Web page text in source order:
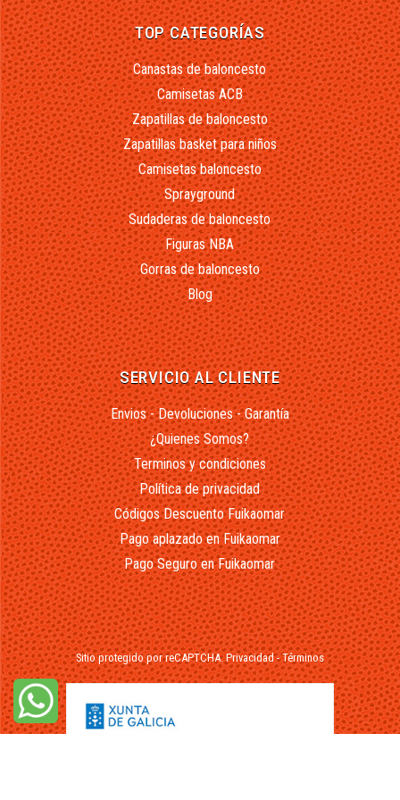
TOP CATEGORÍAS
Canastas de baloncesto
Camisetas ACB
Zapatillas de baloncesto
Zapatillas basket para niños
Camisetas baloncesto
Sprayground
Sudaderas de baloncesto
Figuras NBA
Gorras de baloncesto
Blog
SERVICIO AL CLIENTE
Envios - Devoluciones - Garantía
¿Quienes Somos?
Terminos y condiciones
Política de privacidad
Códigos Descuento Fuikaomar
Pago aplazado en Fuikaomar
Pago Seguro en Fuikaomar
Sitio protegido por reCAPTCHA.Privacidad-Términos